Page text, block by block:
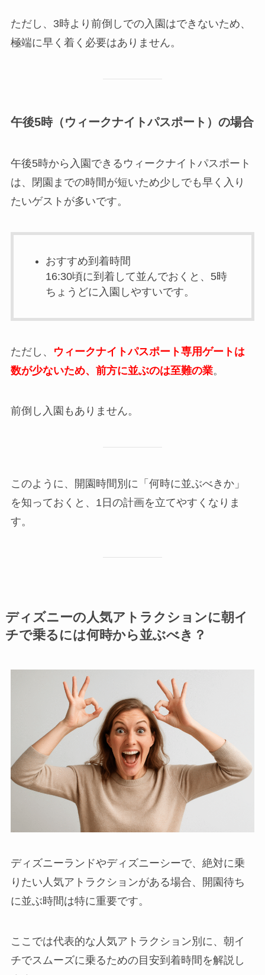
ただし、3時より前倒しでの入園はできないため、
極端に早く着く必要はありません。
午後5時（ウィークナイトパスポート）の場合
午後5時から入園できるウィークナイトパスポート
は、閉園までの時間が短いため少しでも早く入り
たいゲストが多いです。
おすすめ到着時間
16:30頃に到着して並んでおくと、5時
ちょうどに入園しやすいです。
ただし、
ウィークナイトパスポート専用ゲートは
数が少ないため、前方に並ぶのは至難の業。
前倒し入園もありません。
このように、開園時間別に「何時に並ぶべきか」
を知っておくと、1日の計画を立てやすくなりま
す。
ディズニーの人気アトラクションに朝イ
チで乗るには何時から並ぶべき？
ディズニーランドやディズニーシーで、絶対に乗
りたい人気アトラクションがある場合、開園待ち
に並ぶ時間は特に重要です。
ここでは代表的な人気アトラクション別に、朝イ
チでスムーズに乗るための目安到着時間を解説し